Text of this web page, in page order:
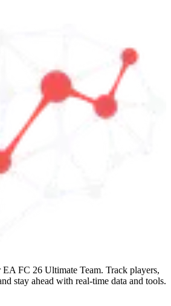
EA FC 26 Ultimate Team. Track players,
stay ahead with real-time data and tools.